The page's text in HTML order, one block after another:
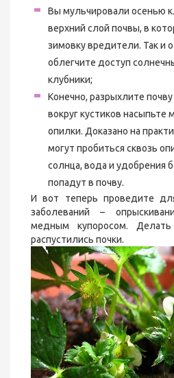
Вы мульчировали осенью
верхний слой почвы, в
зимовку вредители. Так и
облегчите доступ
клубники;
Конечно, разрыхлите
вокруг кустиков
опилки. Доказано на
могут пробиться сквозь
солнца, вода и удобрения
попадут в почву.
И вот теперь проведите
заболеваний –
медным купоросом.
распустились почки.